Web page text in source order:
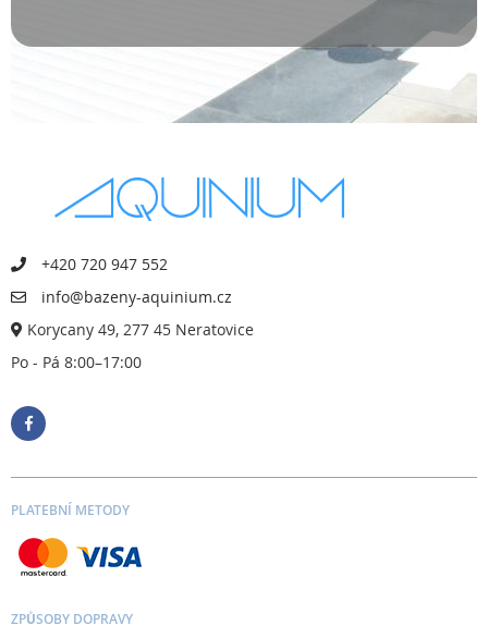
+420 720 947 552
info@bazeny-aquinium.cz
Korycany 49, 277 45 Neratovice
Po - Pá 8:00–17:00
PLATEBNÍ METODY
ZPŮSOBY DOPRAVY